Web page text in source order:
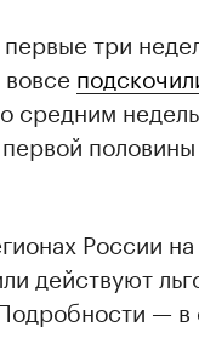
три
средним
России на
действуют
— в